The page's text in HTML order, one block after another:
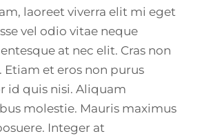
laoreet viverra elit mi eget
vel odio vitae neque
at nec elit. Cras non
Etiam et eros non purus
id quis nisi. Aliquam
molestie. Mauris maximus
Integer at